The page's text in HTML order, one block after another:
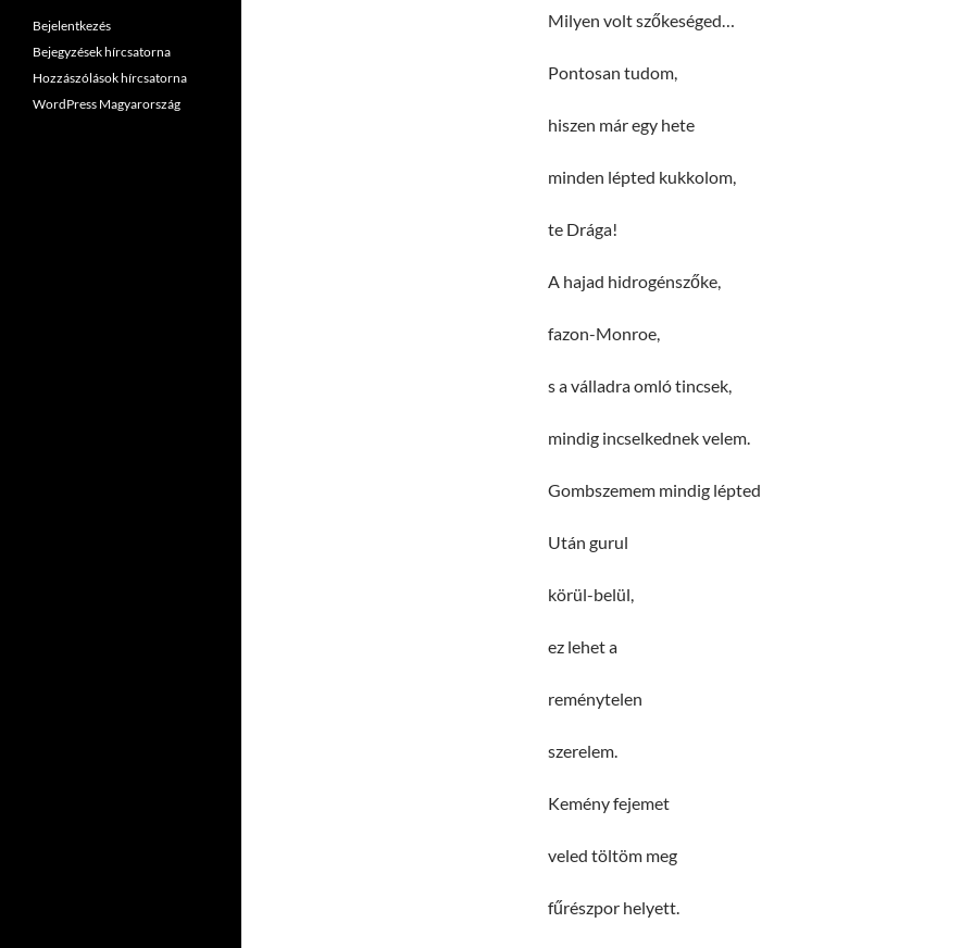
Milyen volt szőkeséged…
Pontosan tudom,
hiszen már egy hete
minden lépted kukkolom,
te Drága!
A hajad hidrogénszőke,
fazon-Monroe,
s a válladra omló tincsek,
mindig incselkednek velem.
Gombszemem mindig lépted
Után gurul
körül-belül,
ez lehet a
reménytelen
szerelem.
Kemény fejemet
veled töltöm meg
fűrészpor helyett.
Bejelentkezés
Bejegyzések hírcsatorna
Hozzászólások hírcsatorna
WordPress Magyarország